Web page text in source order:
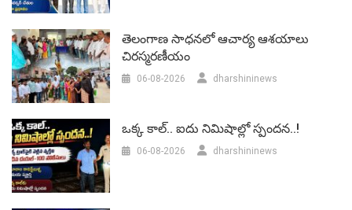
తెలంగాణ సాధనలో ఆచార్య ఆశయాలు
చిరస్మరణీయం
06-08-2026 dharshininews
ఒక్క కాల్.. ఐదు నిమిషాల్లో స్పందన..!
06-08-2026 dharshininews